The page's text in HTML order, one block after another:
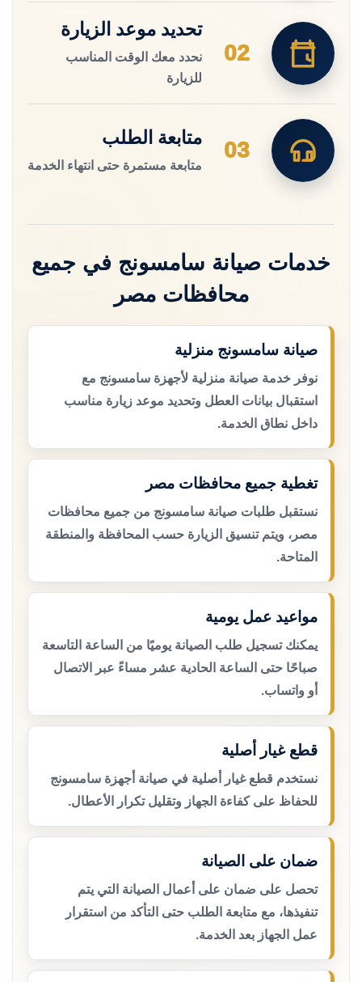
02
تحديد موعد الزيارة
نحدد معك الوقت المناسب
للزيارة
03
متابعة الطلب
متابعة مستمرة حتى انتهاء الخدمة
خدمات صيانة سامسونج في جميع
محافظات مصر
صيانة سامسونج منزلية
نوفر خدمة صيانة منزلية لأجهزة سامسونج مع
استقبال بيانات العطل وتحديد موعد زيارة مناسب
داخل نطاق الخدمة.
تغطية جميع محافظات مصر
نستقبل طلبات صيانة سامسونج من جميع محافظات
مصر، ويتم تنسيق الزيارة حسب المحافظة والمنطقة
المتاحة.
مواعيد عمل يومية
يمكنك تسجيل طلب الصيانة يوميًا من الساعة التاسعة
صباحًا حتى الساعة الحادية عشر مساءً عبر الاتصال
أو واتساب.
قطع غيار أصلية
نستخدم قطع غيار أصلية في صيانة أجهزة سامسونج
للحفاظ على كفاءة الجهاز وتقليل تكرار الأعطال.
ضمان على الصيانة
تحصل على ضمان على أعمال الصيانة التي يتم
تنفيذها، مع متابعة الطلب حتى التأكد من استقرار
عمل الجهاز بعد الخدمة.